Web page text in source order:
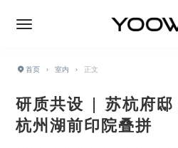
首页 › 室内 › 正文
研质共设 | 苏杭府邸
杭州湖前印院叠拼